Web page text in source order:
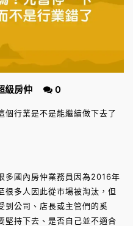
級房仲 0
個行業是不是能繼續做下去了
國內房仲業務員因為2016年
很多人因此從市場被淘汰，但
到公司、店長或主管們的奚
堅持下去、是否自己並不適合